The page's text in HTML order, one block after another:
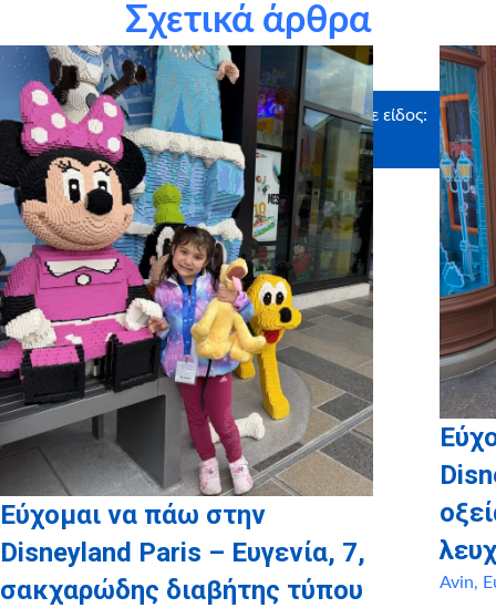
θερμά τον Κωνσταντίνο Κωνσταντινόπουλο για τη δωρεά.
Ευχαριστούμε θερμά τους χορηγούς σε είδος:
Myikona, Craftbox
Σχετικά άρθρα
Εύχομαι να πάω στην
Disneyland Paris – Ευγενία, 7,
σακχαρώδης διαβήτης τύπου
Avin,